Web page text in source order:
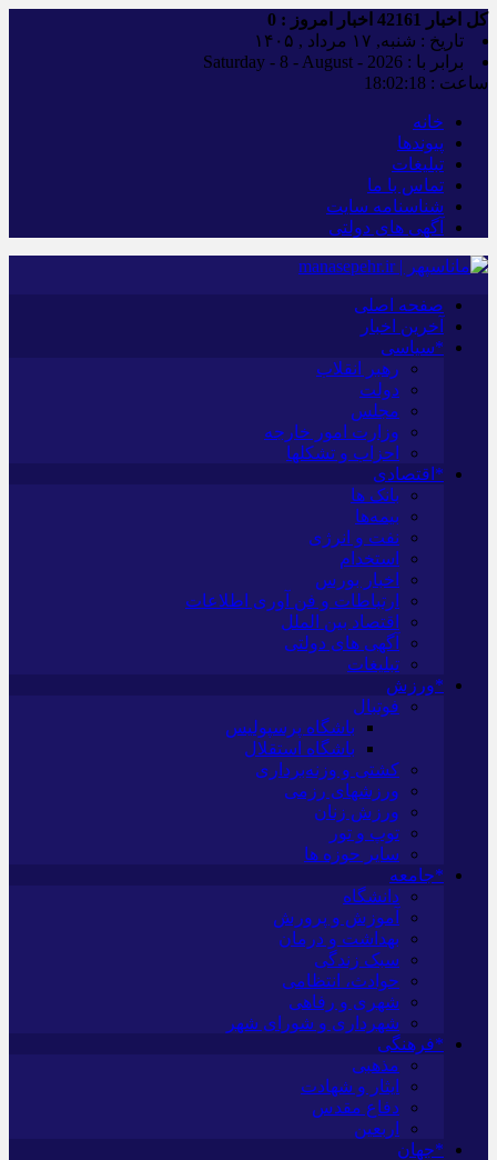
کل اخبار اخبار امروز : 0
تاریخ : شنبه, ۱۷ مرداد , ۱۴۰۵
برابر با : Saturday - 8 - August - 2026
ساعت : 18:02:19
خانه
پیوندها
تبلیغات
تماس با ما
شناسنامه سایت
آگهی های دولتی
صفحه اصلی
آخرین اخبار
*سیاسی
رهبر انقلاب
دولت
مجلس
وزارت امور خارجه
احزاب و تشکلها
*اقتصادی
بانک ها
بیمه‌ها
نفت و انرژی
استخدام
اخبار بورس
ارتباطات و فن آوری اطلاعات
اقتصاد بین الملل
آگهی های دولتی
تبلیغات
*ورزش
فوتبال
باشگاه پرسپولیس
باشگاه استقلال
کشتی و وزنه‌برداری
ورزشهای رزمی
ورزش زنان
توپ و تور
سایر حوزه ها
*جامعه
دانشگاه
آموزش و پرورش
بهداشت و درمان
سبک زندگی
حوادث، انتظامی
شهری و رفاهی
شهرداری و شورای شهر
*فرهنگی
مذهبی
ایثار و شهادت
دفاع مقدس
اربعین
*جهان